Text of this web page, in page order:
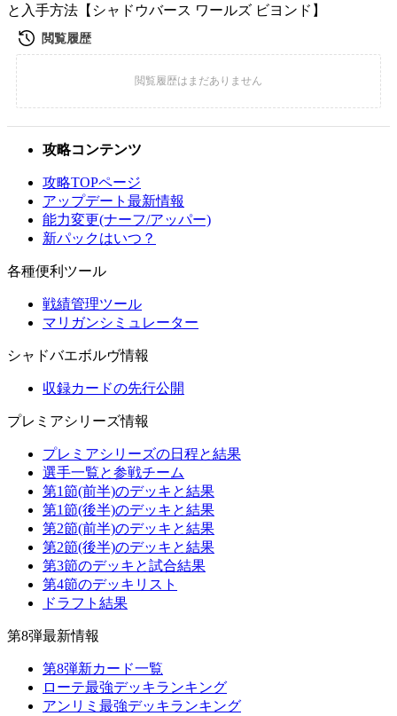
と入手方法【シャドウバース ワールズ ビヨンド】
攻略コンテンツ
攻略TOPページ
アップデート最新情報
能力変更(ナーフ/アッパー)
新パックはいつ？
各種便利ツール
戦績管理ツール
マリガンシミュレーター
シャドバエボルヴ情報
収録カードの先行公開
プレミアシリーズ情報
プレミアシリーズの日程と結果
選手一覧と参戦チーム
第1節(前半)のデッキと結果
第1節(後半)のデッキと結果
第2節(前半)のデッキと結果
第2節(後半)のデッキと結果
第3節のデッキと試合結果
第4節のデッキリスト
ドラフト結果
第8弾最新情報
第8弾新カード一覧
ローテ最強デッキランキング
アンリミ最強デッキランキング